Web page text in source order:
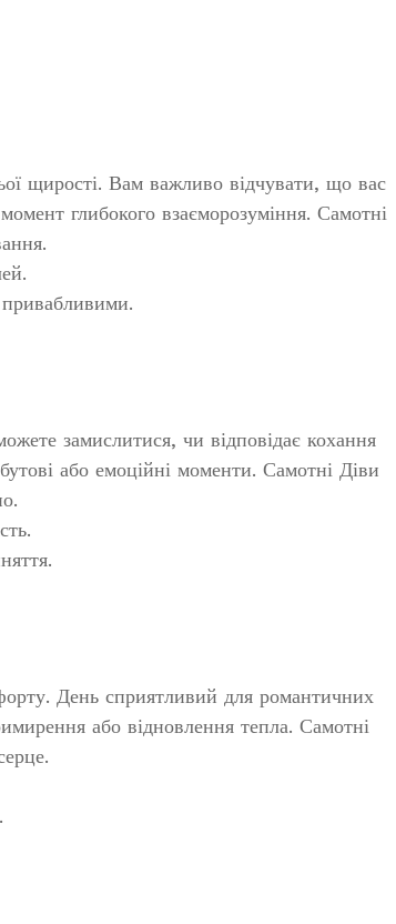
щирості. Вам важливо відчувати, що вас
глибокого взаєморозуміння. Самотні
замислитися, чи відповідає кохання
або емоційні моменти. Самотні Діви
День сприятливий для романтичних
або відновлення тепла. Самотні